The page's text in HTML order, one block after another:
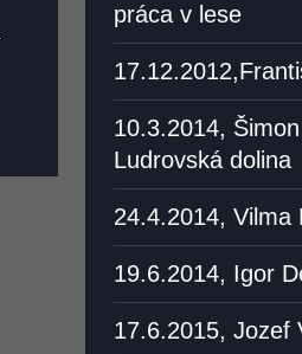
práca v lese
10.3.2014,
Ludrovská dolina
24.4.2014, Vilma
19.6.2014, Igor
17.6.2015, Jozef